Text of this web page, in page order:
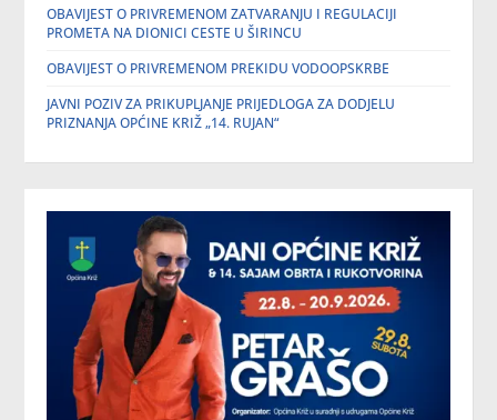
OBAVIJEST O PRIVREMENOM ZATVARANJU I REGULACIJI
PROMETA NA DIONICI CESTE U ŠIRINCU
OBAVIJEST O PRIVREMENOM PREKIDU VODOOPSKRBE
JAVNI POZIV ZA PRIKUPLJANJE PRIJEDLOGA ZA DODJELU
PRIZNANJA OPĆINE KRIŽ „14. RUJAN“